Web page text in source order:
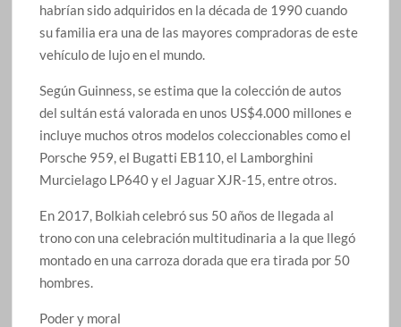
habrían sido adquiridos en la década de 1990 cuando
su familia era una de las mayores compradoras de este
vehículo de lujo en el mundo.
Según Guinness, se estima que la colección de autos
del sultán está valorada en unos US$4.000 millones e
incluye muchos otros modelos coleccionables como el
Porsche 959, el Bugatti EB110, el Lamborghini
Murcielago LP640 y el Jaguar XJR-15, entre otros.
En 2017, Bolkiah celebró sus 50 años de llegada al
trono con una celebración multitudinaria a la que llegó
montado en una carroza dorada que era tirada por 50
hombres.
Poder y moral